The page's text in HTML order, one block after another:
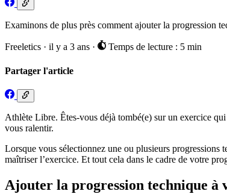
Examinons de plus près comment ajouter la progression
Freeletics · il y a 3 ans · Temps de lecture : 5 min
Partager l'article
Athlète Libre. Êtes-vous déjà tombé(e) sur un exercice
vous ralentir.
Lorsque vous sélectionnez une ou plusieurs progressions
maîtriser l’exercice. Et tout cela dans le cadre de votre
Ajouter la progression technique à